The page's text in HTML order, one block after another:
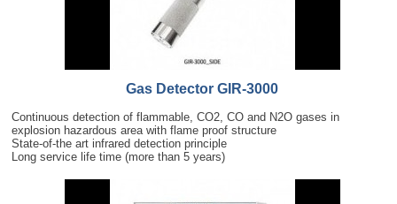
Gas Detector GIR-3000
Continuous detection of flammable, CO2, CO and N2O gases in
explosion hazardous area with flame proof structure
State-of-the art infrared detection principle
Long service life time (more than 5 years)